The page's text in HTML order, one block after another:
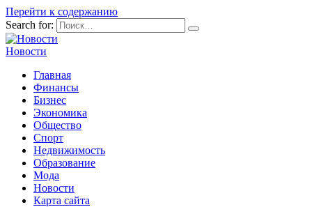
Перейти к содержанию
Search for:
Новости
Главная
Финансы
Бизнес
Экономика
Общество
Спорт
Недвижимость
Образование
Мода
Новости
Карта сайта